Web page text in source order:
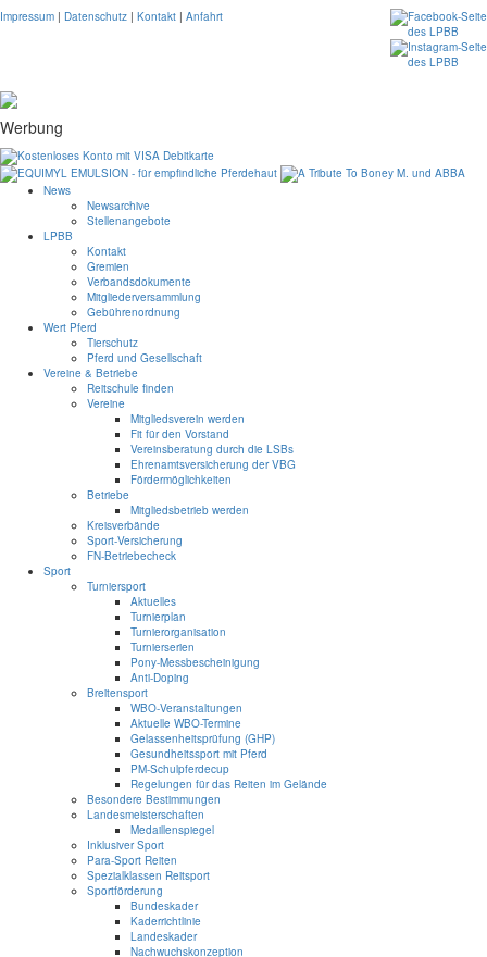
Impressum | Datenschutz | Kontakt | Anfahrt
Werbung
News
Newsarchive
Stellenangebote
LPBB
Kontakt
Gremien
Verbandsdokumente
Mitgliederversammlung
Gebührenordnung
Wert Pferd
Tierschutz
Pferd und Gesellschaft
Vereine & Betriebe
Reitschule finden
Vereine
Mitgliedsverein werden
Fit für den Vorstand
Vereinsberatung durch die LSBs
Ehrenamtsversicherung der VBG
Fördermöglichkeiten
Betriebe
Mitgliedsbetrieb werden
Kreisverbände
Sport-Versicherung
FN-Betriebecheck
Sport
Turniersport
Aktuelles
Turnierplan
Turnierorganisation
Turnierserien
Pony-Messbescheinigung
Anti-Doping
Breitensport
WBO-Veranstaltungen
Aktuelle WBO-Termine
Gelassenheitsprüfung (GHP)
Gesundheitssport mit Pferd
PM-Schulpferdecup
Regelungen für das Reiten im Gelände
Besondere Bestimmungen
Landesmeisterschaften
Medaillenspiegel
Inklusiver Sport
Para-Sport Reiten
Spezialklassen Reitsport
Sportförderung
Bundeskader
Kaderrichtlinie
Landeskader
Nachwuchskonzeption